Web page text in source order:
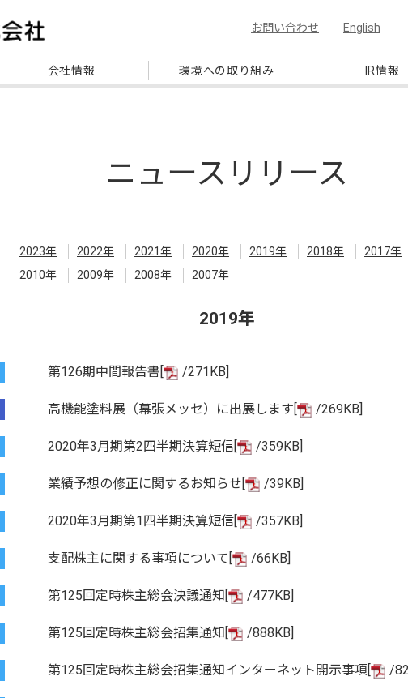
お問い合わせ English
会社情報 環境への取り組み IR情報
ニュースリリース
2023年 2022年 2021年 2020年 2019年 2018年 2017年
2010年 2009年 2008年 2007年
2019年
第126期中間報告書[ /271KB]
高機能塗料展（幕張メッセ）に出展します[ /269KB]
2020年3月期第2四半期決算短信[ /359KB]
業績予想の修正に関するお知らせ[ /39KB]
2020年3月期第1四半期決算短信[ /357KB]
支配株主に関する事項について[ /66KB]
第125回定時株主総会決議通知[ /477KB]
第125回定時株主総会招集通知[ /888KB]
第125回定時株主総会招集通知インターネット開示事項[ /